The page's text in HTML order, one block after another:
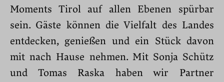
Moments Tirol auf allen Ebenen spürbar
sein. Gäste können die Vielfalt des Landes
entdecken, genießen und ein Stück davon
mit nach Hause nehmen. Mit Sonja Schütz
und Tomas Raska haben wir Partner